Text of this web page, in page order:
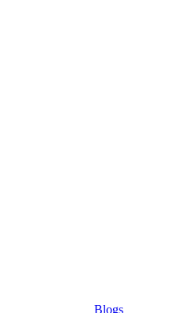
Blogs